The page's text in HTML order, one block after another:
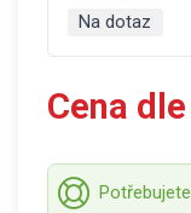
Na dotaz
Cena